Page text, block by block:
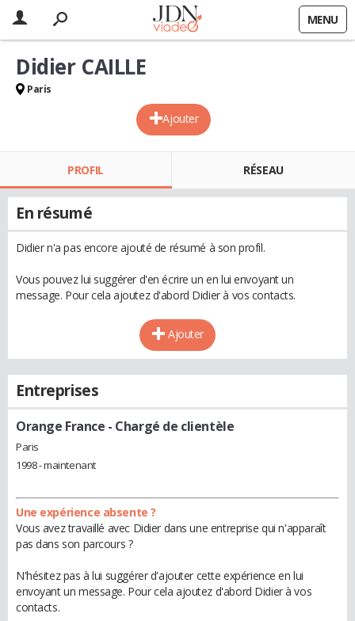
MENU
Ajouter
Didier CAILLE
Paris
PROFIL RÉSEAU
En résumé
Didier n'a pas encore ajouté de résumé à son profil.
Vous pouvez lui suggérer d'en écrire un en lui envoyant un
message. Pour cela ajoutez d'abord Didier à vos contacts.
Ajouter
Entreprises
Orange France - Chargé de clientèle
Paris
1998 - maintenant
Une expérience absente ?
Vous avez travaillé avec Didier dans une entreprise qui n'apparaît
pas dans son parcours ?
N'hésitez pas à lui suggérer d'ajouter cette expérience en lui
envoyant un message. Pour cela ajoutez d'abord Didier à vos
contacts.